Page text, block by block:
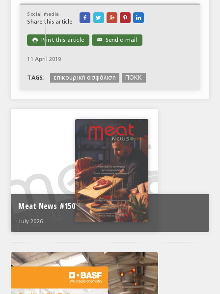
Social media
Share this article
    
 Print this article ✉ Send e-mail
11 April 2019
TAGS: επικουρική ασφάλιση ΠΟΚΚ
Meat News #150
July 2026